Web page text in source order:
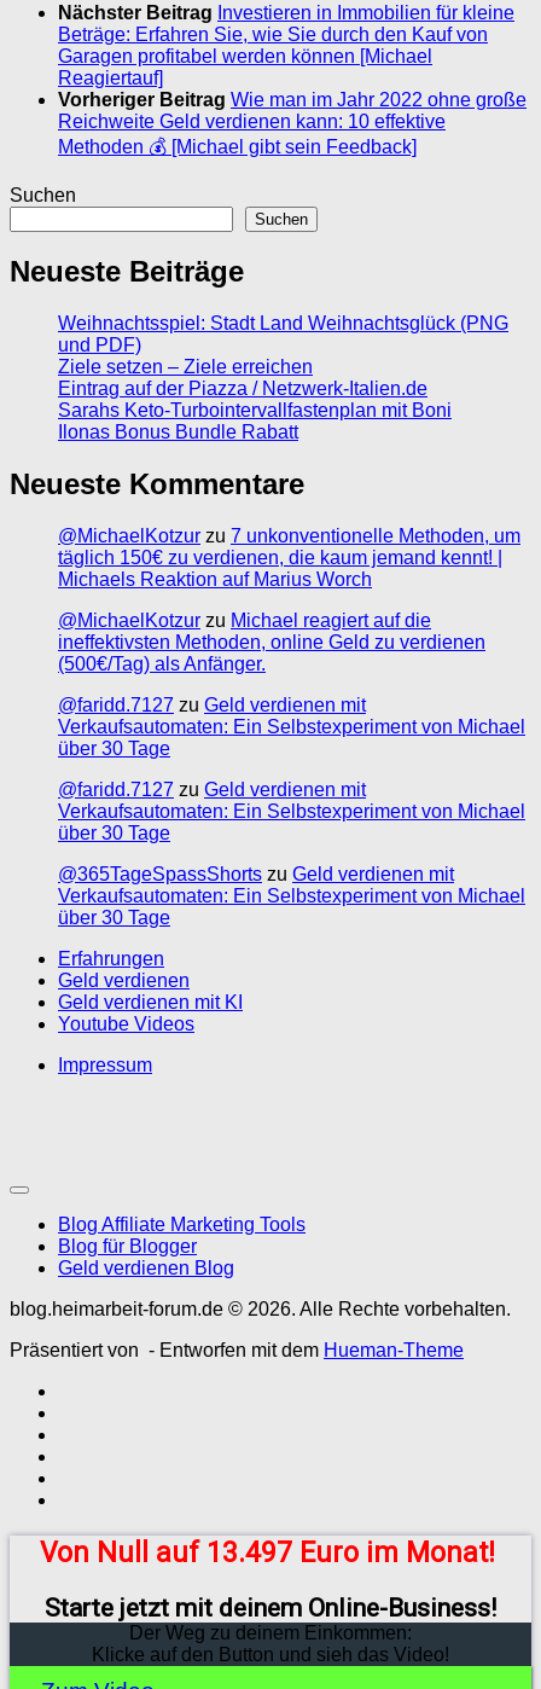
Nächster Beitrag Investieren in Immobilien für kleine
Beträge: Erfahren Sie, wie Sie durch den Kauf von
Garagen profitabel werden können [Michael
Reagiertauf]
Vorheriger Beitrag Wie man im Jahr 2022 ohne große
Reichweite Geld verdienen kann: 10 effektive
Methoden 💰 [Michael gibt sein Feedback]
Suchen
Suchen
Neueste Beiträge
Weihnachtsspiel: Stadt Land Weihnachtsglück (PNG
und PDF)
Ziele setzen – Ziele erreichen
Eintrag auf der Piazza / Netzwerk-Italien.de
Sarahs Keto-Turbointervallfastenplan mit Boni
Ilonas Bonus Bundle Rabatt
Neueste Kommentare
@MichaelKotzur zu 7 unkonventionelle Methoden, um
täglich 150€ zu verdienen, die kaum jemand kennt! |
Michaels Reaktion auf Marius Worch
@MichaelKotzur zu Michael reagiert auf die
ineffektivsten Methoden, online Geld zu verdienen
(500€/Tag) als Anfänger.
@faridd.7127 zu Geld verdienen mit
Verkaufsautomaten: Ein Selbstexperiment von Michael
über 30 Tage
@faridd.7127 zu Geld verdienen mit
Verkaufsautomaten: Ein Selbstexperiment von Michael
über 30 Tage
@365TageSpassShorts zu Geld verdienen mit
Verkaufsautomaten: Ein Selbstexperiment von Michael
über 30 Tage
Erfahrungen
Geld verdienen
Geld verdienen mit KI
Youtube Videos
Impressum
Blog Affiliate Marketing Tools
Blog für Blogger
Geld verdienen Blog
blog.heimarbeit-forum.de © 2026. Alle Rechte vorbehalten.
Präsentiert von - Entworfen mit dem Hueman-Theme
Von Null auf 13.497 Euro im Monat!
Starte jetzt mit deinem Online-Business!
Der Weg zu deinem Einkommen:
Klicke auf den Button und sieh das Video!